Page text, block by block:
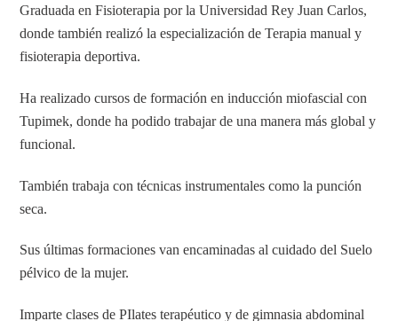
Graduada en Fisioterapia por la Universidad Rey Juan Carlos,
donde también realizó la especialización de Terapia manual y
fisioterapia deportiva.
Ha realizado cursos de formación en inducción miofascial con
Tupimek, donde ha podido trabajar de una manera más global y
funcional.
También trabaja con técnicas instrumentales como la punción
seca.
Sus últimas formaciones van encaminadas al cuidado del Suelo
pélvico de la mujer.
Imparte clases de PIlates terapéutico y de gimnasia abdominal